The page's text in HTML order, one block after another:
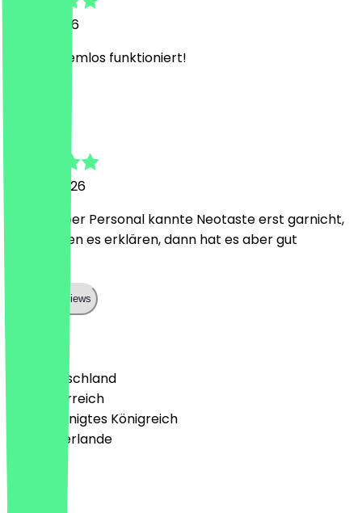
1. April 2026
Hat problemlos funktioniert!
5. März 2026
Lecker, aber Personal kannte Neotaste erst garnicht,
wir mussten es erklären, dann hat es aber gut
Show all reviews
🇩🇪 Deutschland
🇦🇹 Österreich
🇬🇧 Vereinigtes Königreich
🇳🇱 Niederlande